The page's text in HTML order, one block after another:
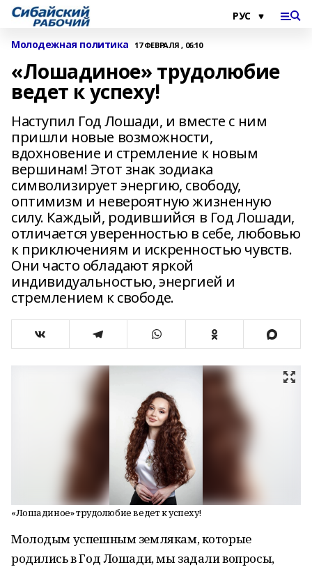
Молодежная политика 17 ФЕВРАЛЯ , 06:10
«Лошадиное» трудолюбие
ведет к успеху!
Наступил Год Лошади, и вместе с ним
пришли новые возможности,
вдохновение и стремление к новым
вершинам! Этот знак зодиака
символизирует энергию, свободу,
оптимизм и невероятную жизненную
силу. Каждый, родившийся в Год Лошади,
отличается уверенностью в себе, любовью
к приключениям и искренностью чувств.
Они часто обладают яркой
индивидуальностью, энергией и
стремлением к свободе.
«Лошадиное» трудолюбие ведет к успеху!
Молодым успешным землякам, которые
родились в Год Лошади, мы задали вопросы,